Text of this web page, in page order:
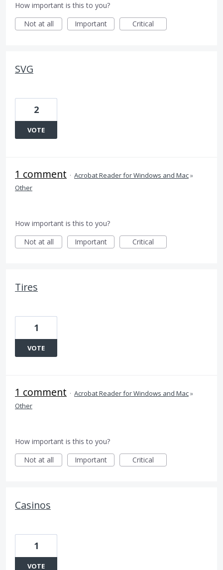
How important is this to you?
Not at all
Important Critical
SVG
2
VOTE
1 comment · Acrobat Reader for Windows and Mac»
Other
How important is this to you?
Not at all
Important Critical
Tires
1
VOTE
1 comment · Acrobat Reader for Windows and Mac»
Other
How important is this to you?
Not at all
Important Critical
Casinos
1
VOTE